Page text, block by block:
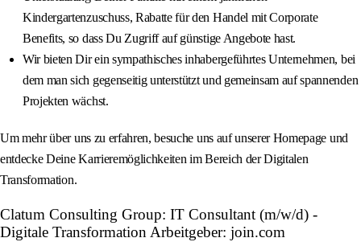
Kindergartenzuschuss, Rabatte für den Handel mit Corporate
Benefits, so dass Du Zugriff auf günstige Angebote hast.
Wir bieten Dir ein sympathisches inhabergeführtes Unternehmen, bei
dem man sich gegenseitig unterstützt und gemeinsam auf spannenden
Projekten wächst.
Um mehr über uns zu erfahren, besuche uns auf unserer Homepage und
entdecke Deine Karrieremöglichkeiten im Bereich der Digitalen
Transformation.
Clatum Consulting Group: IT Consultant (m/w/d) -
Digitale Transformation Arbeitgeber: join.com